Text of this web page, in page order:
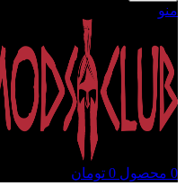
منو
0 محصول 0 تومان